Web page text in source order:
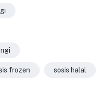
frozen sosis halal